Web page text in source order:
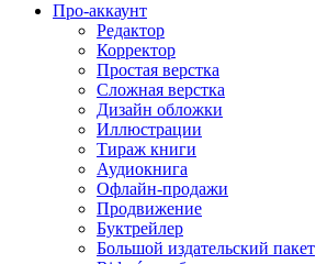
Про-аккаунт
Редактор
Корректор
Простая верстка
Сложная верстка
Дизайн обложки
Иллюстрации
Тираж книги
Аудиокнига
Офлайн-продажи
Продвижение
Буктрейлер
Большой издательский пакет